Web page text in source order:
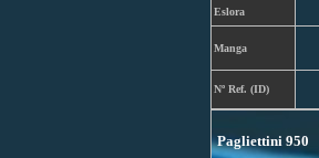
Eslora
Manga
Nº Ref. (ID)
Pagliettini 950